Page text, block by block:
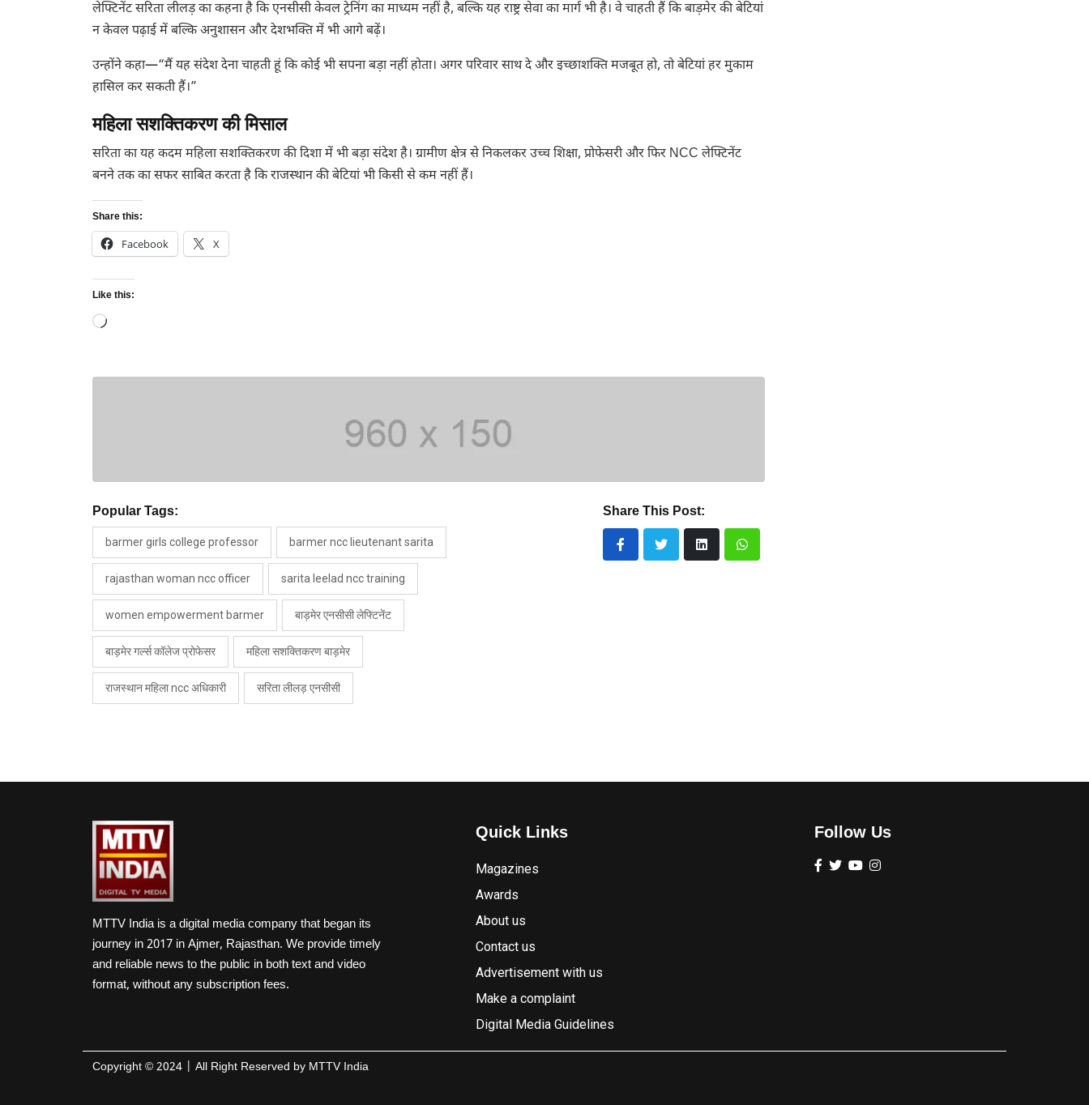
लेफ्टिनेंट सरिता लीलड़ का कहना है कि एनसीसी केवल ट्रेनिंग का माध्यम नहीं है, बल्कि यह राष्ट्र सेवा का मार्ग भी है। वे चाहती हैं कि बाड़मेर की बेटियां
न केवल पढ़ाई में बल्कि अनुशासन और देशभक्ति में भी आगे बढ़ें।
उन्होंने कहा—“मैं यह संदेश देना चाहती हूं कि कोई भी सपना बड़ा नहीं होता। अगर परिवार साथ दे और इच्छाशक्ति मजबूत हो, तो बेटियां हर मुकाम
हासिल कर सकती हैं।”
महिला सशक्तिकरण की मिसाल
सरिता का यह कदम महिला सशक्तिकरण की दिशा में भी बड़ा संदेश है। ग्रामीण क्षेत्र से निकलकर उच्च शिक्षा, प्रोफेसरी और फिर NCC लेफ्टिनेंट
बनने तक का सफर साबित करता है कि राजस्थान की बेटियां भी किसी से कम नहीं हैं।
Share this:
Facebook X
Like this:
Loading…
Popular Tags:
barmer girls college professor barmer ncc lieutenant sarita
rajasthan woman ncc officer sarita leelad ncc training
women empowerment barmer बाड़मेर एनसीसी लेफ्टिनेंट
बाड़मेर गर्ल्स कॉलेज प्रोफेसर महिला सशक्तिकरण बाड़मेर
राजस्थान महिला ncc अधिकारी सरिता लीलड़ एनसीसी
Share This Post:
MTTV India is a digital media company that began its
journey in 2017 in Ajmer, Rajasthan. We provide timely
and reliable news to the public in both text and video
format, without any subscription fees.
Quick Links
Magazines
Awards
About us
Contact us
Advertisement with us
Make a complaint
Digital Media Guidelines
Follow Us
Copyright © 2024 | All Right Reserved by MTTV India